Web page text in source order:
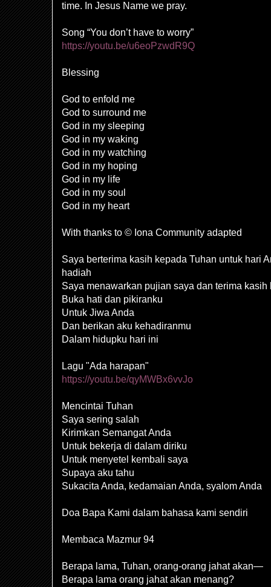
time. In Jesus Name we pray.
Song “You don’t have to worry”
https://youtu.be/u6eoPzwdR9Q
Blessing
God to enfold me
God to surround me
God in my sleeping
God in my waking
God in my watching
God in my hoping
God in my life
God in my soul
God in my heart
With thanks to © Iona Community adapted
Saya berterima kasih kepada Tuhan untuk hari
hadiah
Saya menawarkan pujian saya dan terima kasih
Buka hati dan pikiranku
Untuk Jiwa Anda
Dan berikan aku kehadiranmu
Dalam hidupku hari ini
Lagu "Ada harapan"
https://youtu.be/qyMWBx6vvJo
Mencintai Tuhan
Saya sering salah
Kirimkan Semangat Anda
Untuk bekerja di dalam diriku
Untuk menyetel kembali saya
Supaya aku tahu
Sukacita Anda, kedamaian Anda, syalom Anda
Doa Bapa Kami dalam bahasa kami sendiri
Membaca Mazmur 94
Berapa lama, Tuhan, orang-orang jahat akan—
Berapa lama orang jahat akan menang?